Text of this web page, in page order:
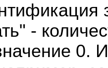
-
0.